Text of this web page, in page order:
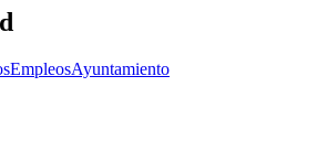
EmpleosAyuntamiento